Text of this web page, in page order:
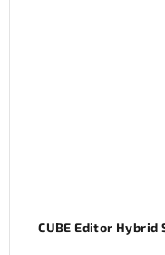
CUBE Editor Hybrid